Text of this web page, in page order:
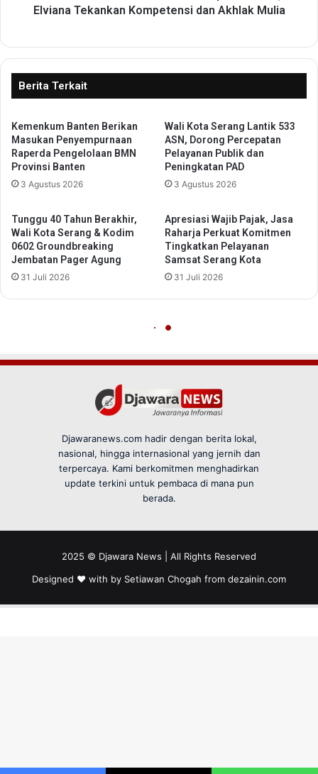
Djawaranews.com hadir dengan berita lokal,
nasional, hingga internasional yang jernih dan
terpercaya. Kami berkomitmen menghadirkan
update terkini untuk pembaca di mana pun
berada.
2025 © Djawara News | All Rights Reserved
Designed ❤️ with by Setiawan Chogah from dezainin.com